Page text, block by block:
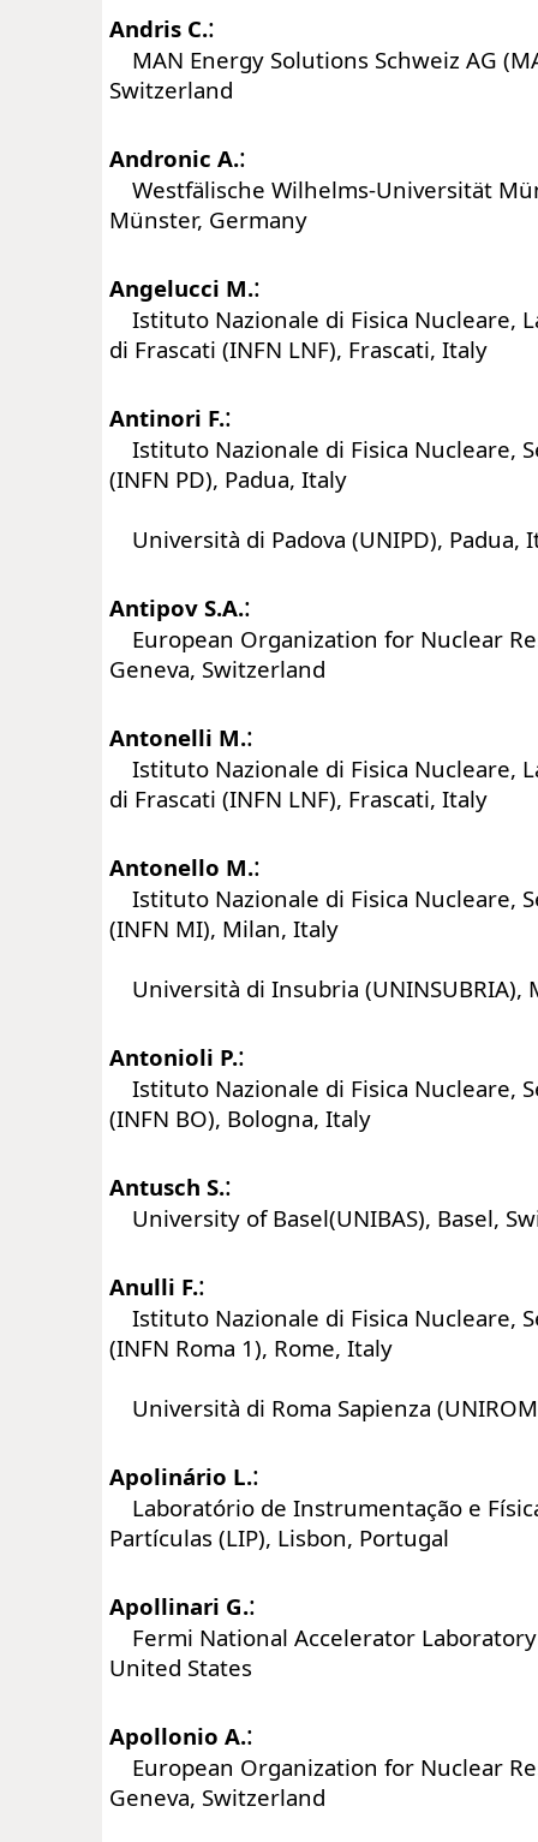
Andris C.:
MAN Energy Solutions Schweiz AG
Switzerland
Andronic A.:
Westfälische Wilhelms-Universität
Münster, Germany
Angelucci M.:
Istituto Nazionale di Fisica Nucleare,
di Frascati (INFN LNF), Frascati, Italy
Antinori F.:
Istituto Nazionale di Fisica Nucleare,
(INFN PD), Padua, Italy
Università di Padova (UNIPD), Padua,
Antipov S.A.:
European Organization for Nuclear
Geneva, Switzerland
Antonelli M.:
Istituto Nazionale di Fisica Nucleare,
di Frascati (INFN LNF), Frascati, Italy
Antonello M.:
Istituto Nazionale di Fisica Nucleare,
(INFN MI), Milan, Italy
Università di Insubria (UNINSUBRIA),
Antonioli P.:
Istituto Nazionale di Fisica Nucleare,
(INFN BO), Bologna, Italy
Antusch S.:
University of Basel(UNIBAS), Basel,
Anulli F.:
Istituto Nazionale di Fisica Nucleare,
(INFN Roma 1), Rome, Italy
Università di Roma Sapienza
Apolinário L.:
Laboratório de Instrumentação e
Partículas (LIP), Lisbon, Portugal
Apollinari G.:
Fermi National Accelerator Laboratory
United States
Apollonio A.:
European Organization for Nuclear
Geneva, Switzerland